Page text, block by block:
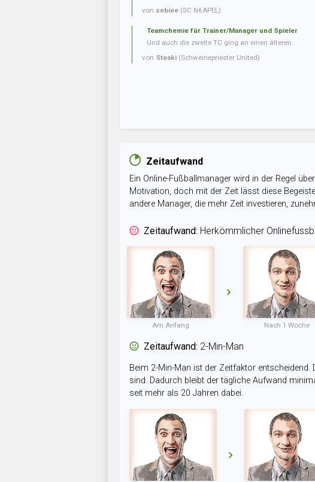
von sebiee (SC N€APEL)
Teamchemie für Trainer/Manager und Spieler
Und auch die zweite TC ging an einen älteren.
von Steaki (Schweinepriester United)
Zeitaufwand
Ein Online-Fußballmanager wird in der Regel
Motivation, doch mit der Zeit lässt diese
andere Manager, die mehr Zeit investieren,
Zeitaufwand: Herkömmlicher
Am Anfang Nach 1 Woche
Zeitaufwand: 2-Min-Man
Beim 2-Min-Man ist der Zeitfaktor
sind. Dadurch bleibt der tägliche Aufwand
seit mehr als 20 Jahren dabei.